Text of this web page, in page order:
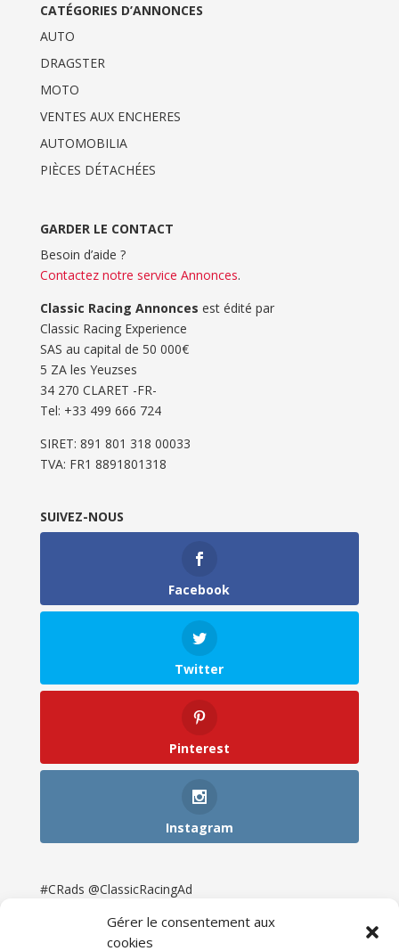
Gérer le consentement aux
cookies
CATÉGORIES D’ANNONCES
AUTO
DRAGSTER
MOTO
VENTES AUX ENCHERES
AUTOMOBILIA
PIÈCES DÉTACHÉES
GARDER LE CONTACT
Besoin d’aide ?
Contactez notre service Annonces.
Classic Racing Annonces est édité par
Classic Racing Experience
SAS au capital de 50 000€
5 ZA les Yeuzses
34 270 CLARET -FR-
Tel: ‭+33 499 666 724‬
SIRET: 891 801 318 00033
TVA: FR1 8891801318
SUIVEZ-NOUS
Facebook
Twitter
Pinterest
Instagram
#CRads @ClassicRacingAd